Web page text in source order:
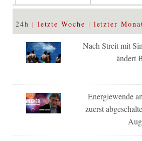
24h letzte Woche letzter
Nach Streit mit
ändert
Energiewende
zuerst